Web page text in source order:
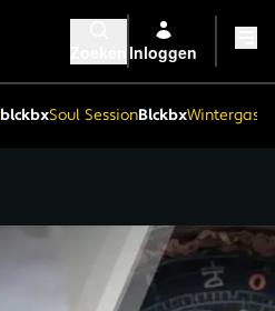
Inloggen
blckbxSoul SessionBlckbx